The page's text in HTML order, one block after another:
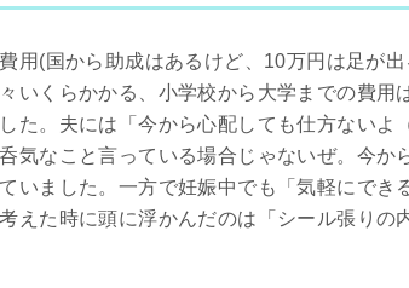
用(国から助成はあるけど、10万円は足が
いくらかかる、小学校から大学までの費
た。夫には「今から心配しても仕方ない
気なこと言っている場合じゃないぜ。今か
いました。一方で妊娠中でも「気軽にで
えた時に頭に浮かんだのは「シール張りの